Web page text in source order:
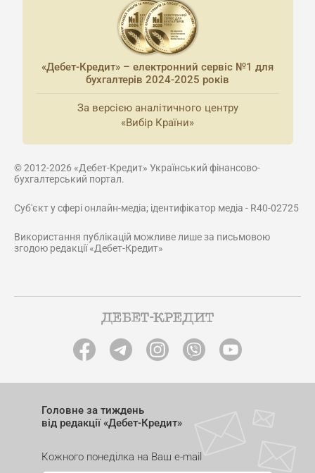
«Дебет-Кредит» – електронний сервіс №1 для
бухгалтерів 2024-2025 років
За версією аналітичного центру
«Вибір Країни»
© 2012-2026 «Дебет-Кредит» Український фінансово-
бухгалтерський портал.
Суб'єкт у сфері онлайн-медіа; ідентифікатор медіа - R40-02725
Використання публікацій можливе лише за письмовою
згодою редакції «Дебет-Кредит»
Головне за тиждень
від редакції «Дебет-Кредит»
Кожного понеділка на Ваш e-mail